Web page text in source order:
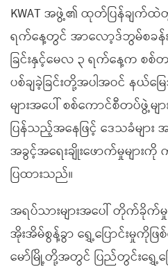
KWAT အဖွဲ့၏ ထုတ်ပြန်ချက်
ရက်နေ့တွင် အာလော့ဒ်ဘွမ်စခ
ခြင်းနှင့်မေလ ၃ ရက်နေ့က
ပစ်ချခဲ့ခြင်းတို့အပါအဝင် နယ်မ
များအပေါ် စစ်ကောင်စီတပ်
ပြန်သည့်အနေဖြင့် ဒေသခံများ
အခွင့်အရေးချိုးဖောက်မှုမျာ
ပြထားသည်။
အရပ်သားများအပေါ် တိုက်ခိုက်မှု
အိုးအိမ်စွန့်ခွာ ရွှေ့ပြောင်းမှုကိုဖြစ်
မော်မြို့တို့အတွင် ပြည်တွင်းရွှေ့ပြ